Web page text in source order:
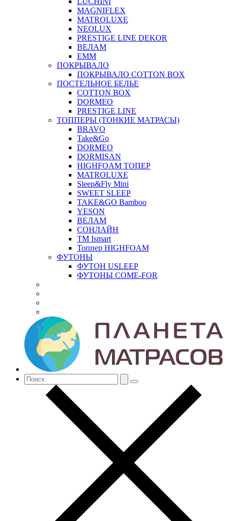
MAGNIFLEX
MATROLUXE
NEOLUX
PRESTIGE LINE DEKOR
ВЕЛАМ
ЕММ
ПОКРЫВАЛО
ПОКРЫВАЛО COTTON BOX
ПОСТЕЛЬНОЕ БЕЛЬЕ
COTTON BOX
DORMEO
PRESTIGE LINE
ТОППЕРЫ (ТОНКИЕ МАТРАСЫ)
BRAVO
Take&Go
DORMEO
DORMISAN
HIGHFOAM ТОПЕР
MATROLUXE
Sleep&Fly Mini
SWEET SLEEP
TAKE&GO Bamboo
YESON
ВЕЛАМ
СОНЛАЙН
ТМ Ismart
Топпер HIGHFOAM
ФУТОНЫ
ФУТОН USLEEP
ФУТОНЫ COME-FOR